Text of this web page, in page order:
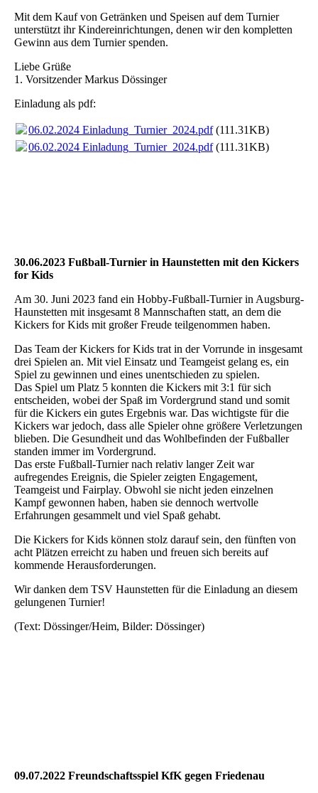
Mit dem Kauf von Getränken und Speisen auf dem Turnier
unterstützt ihr Kindereinrichtungen, denen wir den kompletten
Gewinn aus dem Turnier spenden.
Liebe Grüße
1. Vorsitzender Markus Dössinger
Einladung als pdf:
06.02.2024 Einladung_Turnier_2024.pdf(111.31KB)
06.02.2024 Einladung_Turnier_2024.pdf(111.31KB)
30.06.2023 Fußball-Turnier in Haunstetten mit den Kickers
for Kids
Am 30. Juni 2023 fand ein Hobby-Fußball-Turnier in Augsburg-
Haunstetten mit insgesamt 8 Mannschaften statt, an dem die
Kickers for Kids mit großer Freude teilgenommen haben.
Das Team der Kickers for Kids trat in der Vorrunde in insgesamt
drei Spielen an. Mit viel Einsatz und Teamgeist gelang es, ein
Spiel zu gewinnen und eines unentschieden zu spielen.
Das Spiel um Platz 5 konnten die Kickers mit 3:1 für sich
entscheiden, wobei der Spaß im Vordergrund stand und somit
für die Kickers ein gutes Ergebnis war. Das wichtigste für die
Kickers war jedoch, dass alle Spieler ohne größere Verletzungen
blieben. Die Gesundheit und das Wohlbefinden der Fußballer
standen immer im Vordergrund.
Das erste Fußball-Turnier nach relativ langer Zeit war
aufregendes Ereignis, die Spieler zeigten Engagement,
Teamgeist und Fairplay. Obwohl sie nicht jeden einzelnen
Kampf gewonnen haben, haben sie dennoch wertvolle
Erfahrungen gesammelt und viel Spaß gehabt.
Die Kickers for Kids können stolz darauf sein, den fünften von
acht Plätzen erreicht zu haben und freuen sich bereits auf
kommende Herausforderungen.
Wir danken dem TSV Haunstetten für die Einladung an diesem
gelungenen Turnier!
(Text: Dössinger/Heim, Bilder: Dössinger)
09.07.2022 Freundschaftsspiel KfK gegen Friedenau